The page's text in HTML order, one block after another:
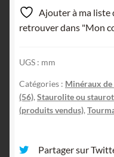
Ajouter à ma liste
retrouver dans "Mon
UGS : mm
Catégories : Minéraux de
(56), Staurolite ou
(produits vendus),
Partager sur